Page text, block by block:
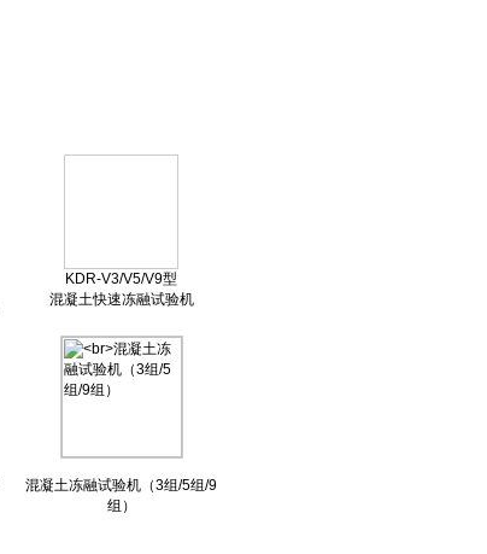
KDR-V3/V5/V9型
混凝土快速冻融试验机
混凝土冻融试验机（3组/5组/9
组）